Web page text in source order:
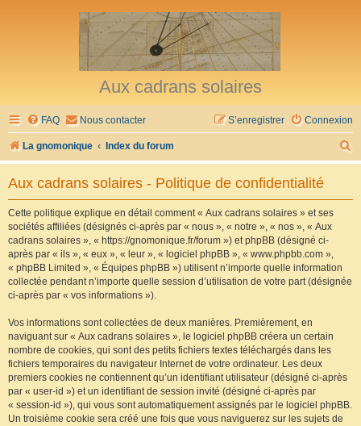
Aux cadrans solaires
FAQ Nous contacter Connexion
S’enregistrer
La gnomonique Index du forum
e
Aux cadrans solaires - Politique de confidentialité
Cette politique explique en détail comment « Aux cadrans solaires » et ses
sociétés affiliées (désignés ci-après par « nous », « notre », « nos », « Aux
cadrans solaires », « https://gnomonique.fr/forum ») et phpBB (désigné ci-
après par « ils », « eux », « leur », « logiciel phpBB », « www.phpbb.com »,
« phpBB Limited », « Équipes phpBB ») utilisent n’importe quelle information
collectée pendant n’importe quelle session d’utilisation de votre part (désignée
ci-après par « vos informations »).
Vos informations sont collectées de deux manières. Premièrement, en
naviguant sur « Aux cadrans solaires », le logiciel phpBB créera un certain
nombre de cookies, qui sont des petits fichiers textes téléchargés dans les
fichiers temporaires du navigateur Internet de votre ordinateur. Les deux
premiers cookies ne contiennent qu’un identifiant utilisateur (désigné ci-après
par « user-id ») et un identifiant de session invité (désigné ci-après par
« session-id »), qui vous sont automatiquement assignés par le logiciel phpBB.
Un troisième cookie sera créé une fois que vous naviguerez sur les sujets de